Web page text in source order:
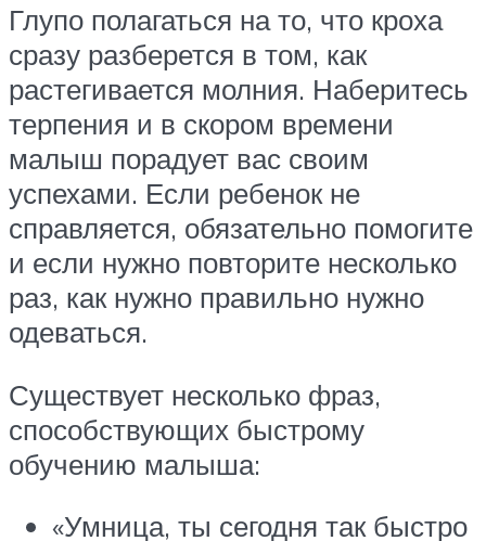
Глупо полагаться на то, что кроха
сразу разберется в том, как
растегивается молния. Наберитесь
терпения и в скором времени
малыш порадует вас своим
успехами. Если ребенок не
справляется, обязательно помогите
и если нужно повторите несколько
раз, как нужно правильно нужно
одеваться.
Существует несколько фраз,
способствующих быстрому
обучению малыша:
«Умница, ты сегодня так быстро